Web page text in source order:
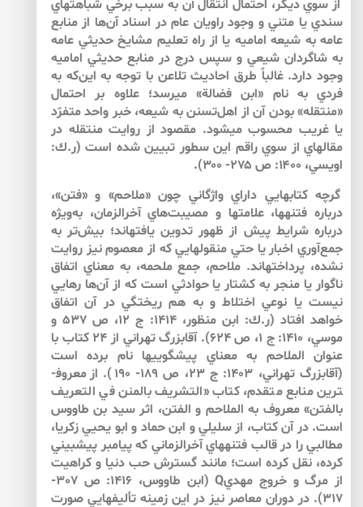
از سوي ديگر، احتمال انتقال آن به سبب برخي شباهت­هاي
سندي يا متني و وجود راويان عام در اسناد آن‌ها از منابع
عامه به شيعه اماميه يا از راه تعليم مشايخ حديثي عامه
به شاگردان شيعي و سپس درج در منابع حديثي اماميه
وجود دارد. غالباً طرق احاديث تلاعن با توجه به اين‌كه به
فردي به نام «ابن فضالة» مي­رسد؛ علاوه بر احتمال
«منتقله» بودن آن از اهل‌تسنن به شيعه، خبر واحد متفرّد
يا غريب محسوب مي­شود. مقصود از روايت منتقله در
مقاله­اي از سوي راقم اين سطور تبيين شده است (ر.ك:
اويسي، ۱۴۰۰: ص ۲۷۵- ۳۰۰).
گرچه كتاب­هايي داراي واژگاني چون «ملاحم» و «فتن»،
درباره فتنه­ها، علامت­ها و مصيبت‌هاي آخرالزمان، به‌ويژه
درباره شرايط پيش از ظهور تدوين يافته­اند؛ بيش‌تر به
جمع‌آوري اخبار يا حتي منقول­هايي كه از معصوم نيز روايت
نشده، پرداخته­اند. ملاحم، جمع ملحمه، به معناي اتفاق
ناگوار يا منجر به كشتار يا حوادثي است كه از آن‌ها رهايي
نيست يا نوعي اختلاط و به هم ريختگي در آن اتفاق
خواهد افتاد (ر.ك: ابن منظور، 1414: ج 12، ص 537 و
موسي، 1410: ج 1، ص 624). آقابزرگ تهراني از 24 كتاب با
عنوان الملاحم به معناي پيشگويي­ها نام برده است
(آقابزرگ تهراني، 1403: ج 23، ص 189- 190). از معروف­
ترين منابع متقدم، كتاب «التشريف بالمنن في التعريف
بالفتن» معروف به الملاحم و الفتن، اثر سيد بن طاووس
است. در آن كتاب، از سليلي و ابن حماد و ابو يحيي زكريا،
مطالبي را در قالب فتنه­هاي آخرالزماني كه پيامبر پيش­بيني
كرده، نقل كرده است؛ مانند گسترش حب دنيا و كراهيت
از مرگ و خروج مهديQ (ابن طاووس، 1416: ص 307-
317). در دوران معاصر نيز در اين زمينه تأليف­هايي صورت